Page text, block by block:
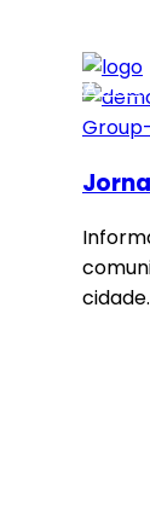
cidade.
SAIBA MAIS